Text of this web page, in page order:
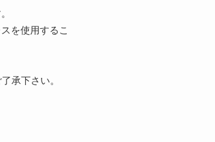
を使用するこ
承下さい。